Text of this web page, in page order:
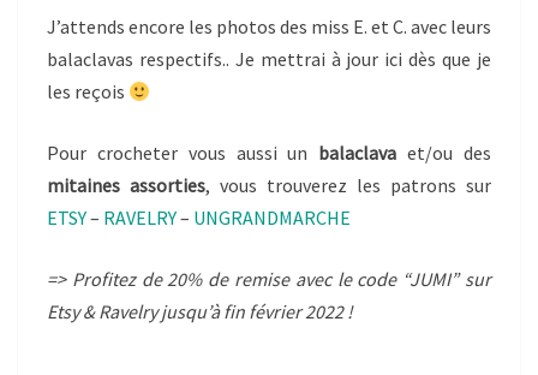
J’attends encore les photos des miss E. et C. avec leurs
balaclavas respectifs.. Je mettrai à jour ici dès que je
les reçois
Pour crocheter vous aussi un balaclava et/ou des
mitaines assorties, vous trouverez les patrons sur
ETSY– RAVELRY– UNGRANDMARCHE
=> Profitez de 20% de remise avec le code “JUMI” sur
Etsy & Ravelry jusqu’à fin février 2022 !